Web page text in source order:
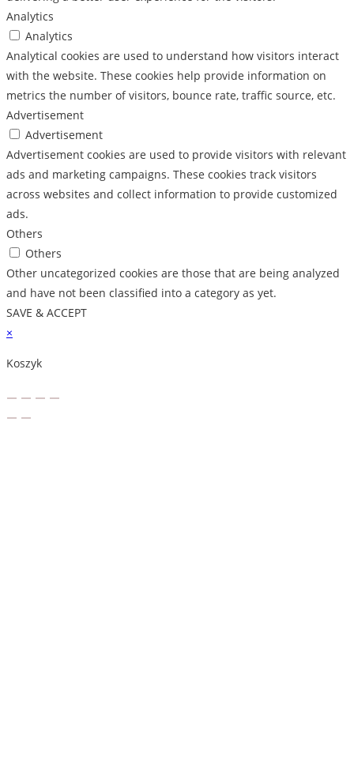
Analytics
Analytics
Analytical cookies are used to understand how visitors interact
with the website. These cookies help provide information on
metrics the number of visitors, bounce rate, traffic source, etc.
Advertisement
Advertisement
Advertisement cookies are used to provide visitors with relevant
ads and marketing campaigns. These cookies track visitors
across websites and collect information to provide customized
ads.
Others
Others
Other uncategorized cookies are those that are being analyzed
and have not been classified into a category as yet.
SAVE & ACCEPT
×
Koszyk